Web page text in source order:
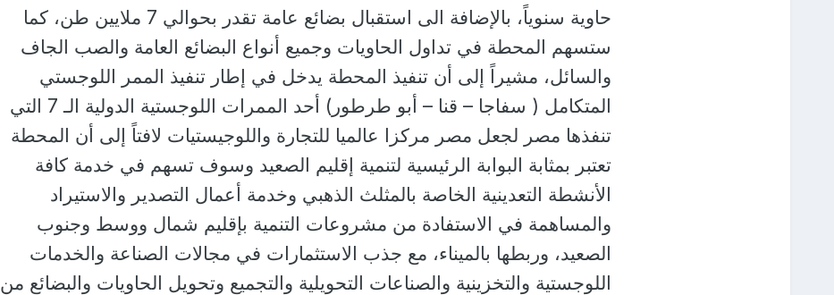
حاوية سنوياً، بالإضافة الى استقبال بضائع عامة تقدر بحوالي 7 ملايين طن، كما
ستسهم المحطة في تداول الحاويات وجميع أنواع البضائع العامة والصب الجاف
والسائل، مشيراً إلى أن تنفيذ المحطة يدخل في إطار تنفيذ الممر اللوجستي
المتكامل ( سفاجا – قنا – أبو طرطور) أحد الممرات اللوجستية الدولية الـ 7 التي
تنفذها مصر لجعل مصر مركزا عالميا للتجارة واللوجيستيات لافتاً إلى أن المحطة
تعتبر بمثابة البوابة الرئيسية لتنمية إقليم الصعيد وسوف تسهم في خدمة كافة
الأنشطة التعدينية الخاصة بالمثلث الذهبي وخدمة أعمال التصدير والاستيراد
والمساهمة في الاستفادة من مشروعات التنمية بإقليم شمال ووسط وجنوب
الصعيد، وربطها بالميناء، مع جذب الاستثمارات في مجالات الصناعة والخدمات
اللوجستية والتخزينية والصناعات التحويلية والتجميع وتحويل الحاويات والبضائع من